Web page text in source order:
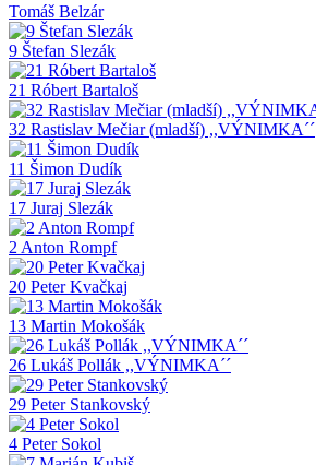
Tomáš Belzár
9 Štefan Slezák
21 Róbert Bartaloš
32 Rastislav Mečiar (mladší) ,,VÝNIMKA´´
11 Šimon Dudík
17 Juraj Slezák
2 Anton Rompf
20 Peter Kvačkaj
13 Martin Mokošák
26 Lukáš Pollák ,,VÝNIMKA´´
29 Peter Stankovský
4 Peter Sokol